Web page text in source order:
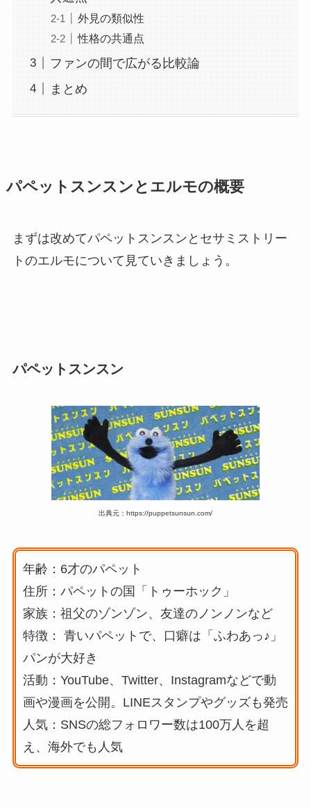
外見の類似性
性格の共通点
ファンの間で広がる比較論
まとめ
パペットスンスンとエルモの概要
まずは改めてパペットスンスンとセサミストリー
トのエルモについて見ていきましょう。
パペットスンスン
出典元：https://puppetsunsun.com/
年齢：6才のパペット
住所：パペットの国「トゥーホック」
家族：祖父のゾンゾン、友達のノンノンなど
特徴： 青いパペットで、口癖は「ふわあっ♪」
パンが大好き
活動：YouTube、Twitter、Instagramなどで動
画や漫画を公開。LINEスタンプやグッズも発売
人気：SNSの総フォロワー数は100万人を超
え、海外でも人気